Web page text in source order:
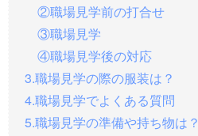
②職場見学前の打合せ
③職場見学
④職場見学後の対応
3.職場見学の際の服装は？
4.職場見学でよくある質問
5.職場見学の準備や持ち物は？